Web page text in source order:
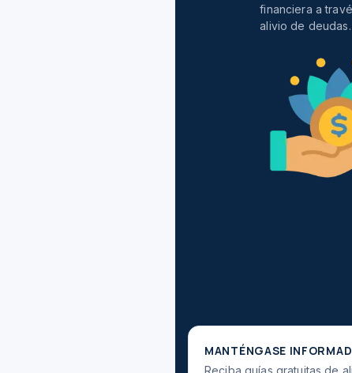
financiera a
alivio de deudas.
MANTÉNGASE
Reciba guías gratuitas de